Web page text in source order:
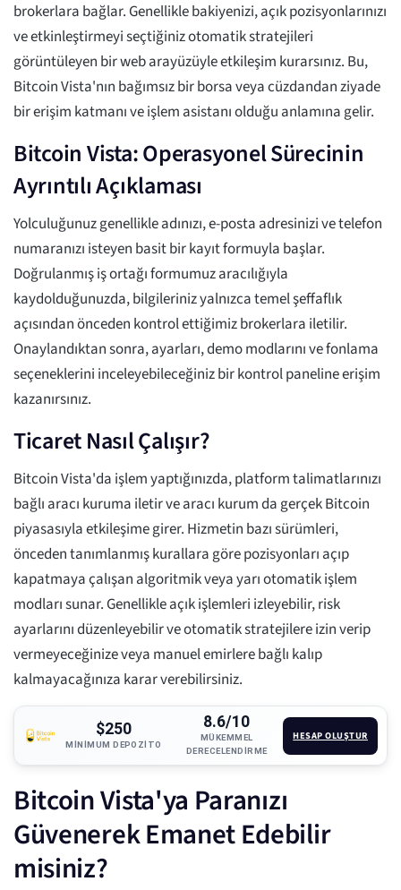
brokerlara bağlar. Genellikle bakiyenizi, açık pozisyonlarınızı
ve etkinleştirmeyi seçtiğiniz otomatik stratejileri
görüntüleyen bir web arayüzüyle etkileşim kurarsınız. Bu,
Bitcoin Vista'nın bağımsız bir borsa veya cüzdandan ziyade
bir erişim katmanı ve işlem asistanı olduğu anlamına gelir.
Bitcoin Vista: Operasyonel Sürecinin
Ayrıntılı Açıklaması
Yolculuğunuz genellikle adınızı, e-posta adresinizi ve telefon
numaranızı isteyen basit bir kayıt formuyla başlar.
Doğrulanmış iş ortağı formumuz aracılığıyla
kaydolduğunuzda, bilgileriniz yalnızca temel şeffaflık
açısından önceden kontrol ettiğimiz brokerlara iletilir.
Onaylandıktan sonra, ayarları, demo modlarını ve fonlama
seçeneklerini inceleyebileceğiniz bir kontrol paneline erişim
kazanırsınız.
Ticaret Nasıl Çalışır?
Bitcoin Vista'da işlem yaptığınızda, platform talimatlarınızı
bağlı aracı kuruma iletir ve aracı kurum da gerçek Bitcoin
piyasasıyla etkileşime girer. Hizmetin bazı sürümleri,
önceden tanımlanmış kurallara göre pozisyonları açıp
kapatmaya çalışan algoritmik veya yarı otomatik işlem
modları sunar. Genellikle açık işlemleri izleyebilir, risk
ayarlarını düzenleyebilir ve otomatik stratejilere izin verip
vermeyeceğinize veya manuel emirlere bağlı kalıp
kalmayacağınıza karar verebilirsiniz.
$250
MINIMUM DEPOZITO
8.6/10
MÜKEMMEL
DERECELENDIRME
HESAP OLUŞTUR
Bitcoin Vista'ya Paranızı
Güvenerek Emanet Edebilir
misiniz?